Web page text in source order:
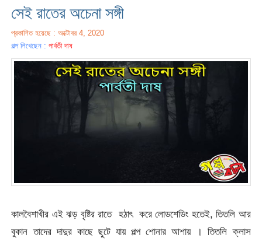
সেই রাতের অচেনা সঙ্গী
প্রকাশিত হয়েছে : অক্টোবর 4, 2020
গল্প লিখেছেন :পার্বতী দাষ
কালবৈশাখীর এই ঝড় বৃষ্টির রাতে হঠাৎ করে লোডশেডিং হতেই, তিতলি আর
বুকান তাদের দাদুর কাছে ছুটে যায় পল্প শোনার আশায় । তিতলি ক্লাস